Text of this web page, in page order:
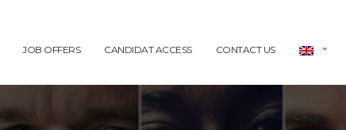
JOB OFFERS CANDIDAT ACCESS CONTACT US